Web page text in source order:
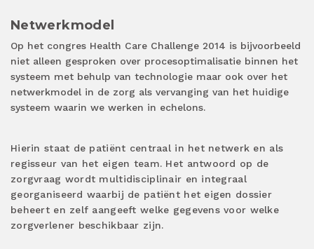
Netwerkmodel
Op het congres Health Care Challenge 2014 is bijvoorbeeld
niet alleen gesproken over procesoptimalisatie binnen het
systeem met behulp van technologie maar ook over het
netwerkmodel in de zorg als vervanging van het huidige
systeem waarin we werken in echelons.
Hierin staat de patiënt centraal in het netwerk en als
regisseur van het eigen team. Het antwoord op de
zorgvraag wordt multidisciplinair en integraal
georganiseerd waarbij de patiënt het eigen dossier
beheert en zelf aangeeft welke gegevens voor welke
zorgverlener beschikbaar zijn.